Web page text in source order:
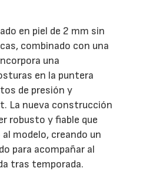
en piel de 2 mm sin
combinado con una
una
en la puntera
de presión y
La nueva construcción
robusto y fiable que
modelo, creando un
para acompañar al
tras temporada.